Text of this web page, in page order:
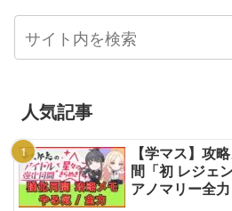
人気記事
【学マス】攻
間「初 レジェ
アノマリー全